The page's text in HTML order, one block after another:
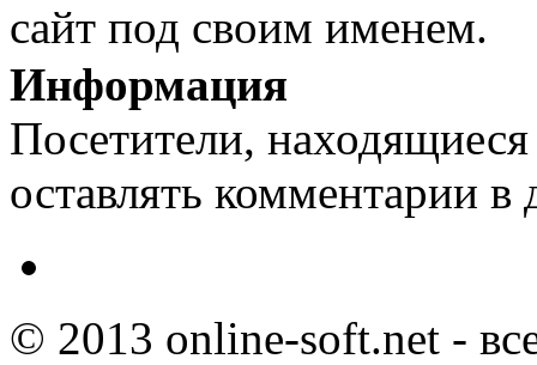
сайт под своим именем.
Информация
Посетители,
оставлять комментарии в
© 2013 online-soft.net -